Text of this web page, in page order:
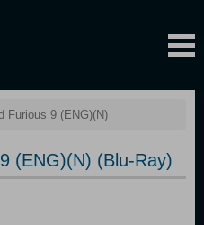
Furious 9 (ENG)(N)
(ENG)(N) (Blu-Ray)